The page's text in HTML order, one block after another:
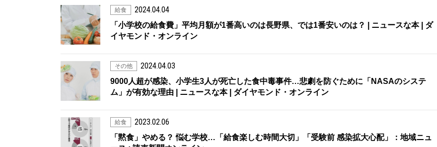
給食 2024.04.04
「小学校の給食費」平均月額が1番高いのは長野県、では1番安いのは？ | ニュースな本 | ダ
イヤモンド・オンライン
その他 2024.04.03
9000人超が感染、小学生3人が死亡した食中毒事件…悲劇を防ぐために「NASAのシステ
ム」が有効な理由 | ニュースな本 | ダイヤモンド・オンライン
給食 2023.02.06
「黙食」やめる？ 悩む学校…「給食楽しむ時間大切」「受験前 感染拡大心配」：地域ニュ